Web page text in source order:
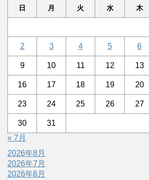
日 月 火 水 木
2 3 4 5 6
9 10 11 12 13
16 17 18 19 20
23 24 25 26 27
30
31
« 7月
2026年8月
2026年7月
2026年6月